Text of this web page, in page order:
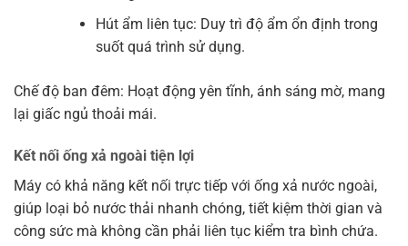
Hút ẩm liên tục: Duy trì độ ẩm ổn định trong
suốt quá trình sử dụng.
Chế độ ban đêm: Hoạt động yên tĩnh, ánh sáng mờ, mang
lại giấc ngủ thoải mái.
Kết nối ống xả ngoài tiện lợi
Máy có khả năng kết nối trực tiếp với ống xả nước ngoài,
giúp loại bỏ nước thải nhanh chóng, tiết kiệm thời gian và
công sức mà không cần phải liên tục kiểm tra bình chứa.